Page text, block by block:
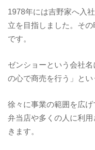
1978年には吉野家へ入
立を目指しました。そ
です。
ゼンショーという会社
の心で商売を行う」とい
徐々に事業の範囲を広
弁当店や多くの人に利
きます。